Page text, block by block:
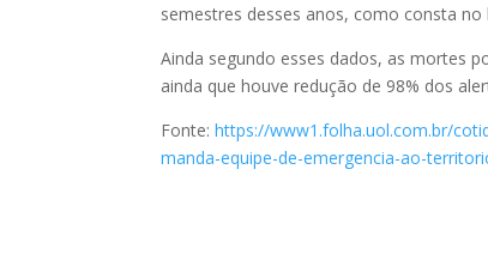
semestres desses anos, como consta
Ainda segundo esses dados, as mortes
ainda que houve redução de 98% dos
Fonte:https://www1.folha.uol.com.br/
manda-equipe-de-emergencia-ao-